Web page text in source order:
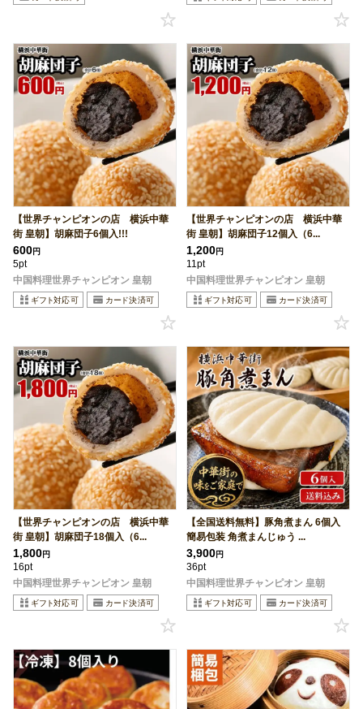
【世界チャンピオンの店 横浜中華
街 皇朝】胡麻団子6個入!!!
600円
5pt
中国料理世界チャンピオン 皇朝
【世界チャンピオンの店 横浜中華
街 皇朝】胡麻団子12個入（6...
1,200円
11pt
中国料理世界チャンピオン 皇朝
【世界チャンピオンの店 横浜中華
街 皇朝】胡麻団子18個入（6...
1,800円
16pt
中国料理世界チャンピオン 皇朝
【全国送料無料】豚角煮まん 6個入
簡易包装 角煮まんじゅう ...
3,900円
36pt
中国料理世界チャンピオン 皇朝